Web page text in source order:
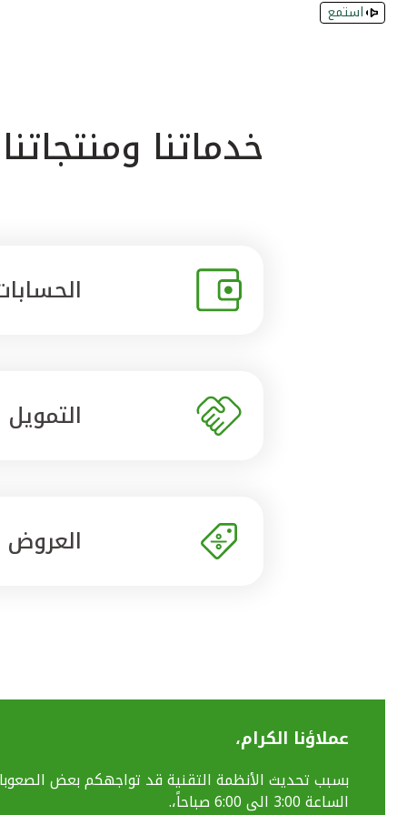
استمع
خدماتنا ومنتجاتنا
التمويل
العروض
عملاؤنا الكرام،
الساعة 3:00 الى 6:00 صباحاً،.